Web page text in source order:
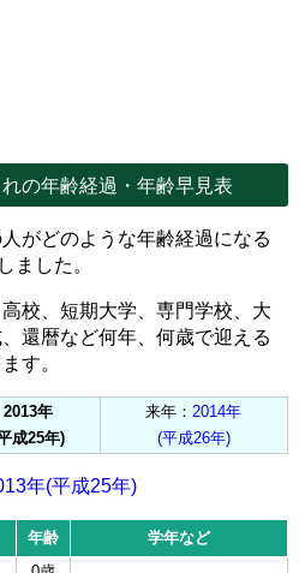
の年齢経過・年齢早見表
がどのような年齢経過になる
ました。
校、短期大学、専門学校、大
還暦など何年、何歳で迎える
す。
2013年
成25年)
来年：2014年
(平成26年)
年(平成25年)
年齢
学年など